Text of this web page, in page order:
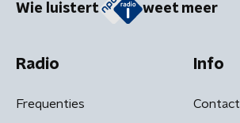
Wie luistert weet meer
Radio
Frequenties
Info
Contact